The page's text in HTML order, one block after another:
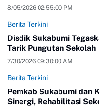
8/05/2026 02:55:00 PM
Berita Terkini
Disdik Sukabumi
Tarik Pungutan Sekolah
7/30/2026 09:30:00 AM
Berita Terkini
Pemkab Sukabumi dan
Sinergi, Rehabilitasi